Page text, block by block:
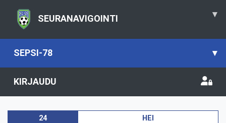
SEURANAVIGOINTI ▾
SEPSI-78 ▾
KIRJAUDU
24 HEI